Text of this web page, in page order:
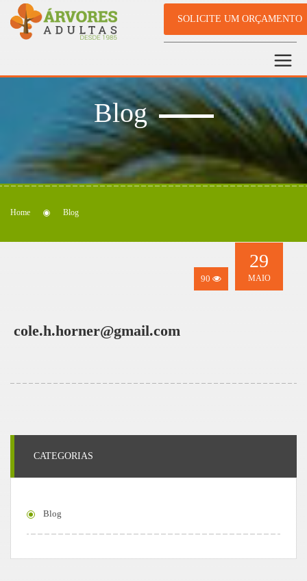
SOLICITE UM ORÇAMENTO
Blog
Home Blog
90
29
MAIO
cole.h.horner@gmail.com
CATEGORIAS
Blog